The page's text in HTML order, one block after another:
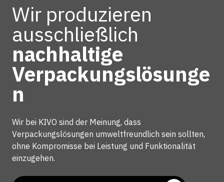
Wir produzieren
ausschließlich
nachhaltige
Verpackungslösunge
n
Wir bei KIVO sind der Meinung, dass
Verpackungslösungen umweltfreundlich sein sollten,
ohne Kompromisse bei Leistung und Funktionalität
einzugehen.